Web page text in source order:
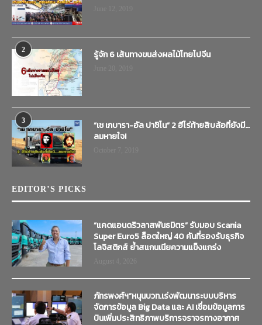
2 รู้จัก 6 เส้นทางขนส่งผลไม้ไทยไปจีน
3
“เช เกบารา-อัล ปาชิโน” 2 ฮีโร่ท้ายสิบล้อที่ยังมี…
ลมหายใจ!
EDITOR’S PICKS
“แคดแอนดริวลาสพันธมิตร” รับมอบ Scania
Super Euro5 ล็อตใหญ่ 40 คันที่รองรับธุรกิจ
โลจิสติกส์ ย้ำสแกนเนียความแข็งแกร่ง
ภัทรพงศ์ฯ”หนุนบวท.เร่งพัฒนาระบบบริหาร
จัดการข้อมูล Big Data และ AI เชื่อมข้อมูลการ
บินเพิ่มประสิทธิภาพบริการจราจรทางอากาศ